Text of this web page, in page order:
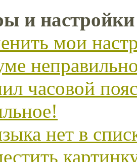
и настройки
мои
часовой
нет в